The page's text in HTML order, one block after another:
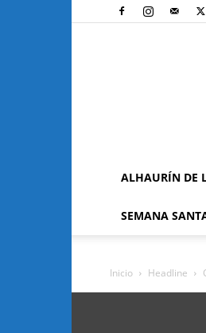
ALHAURÍN DE
SEMANA
Inicio Headline